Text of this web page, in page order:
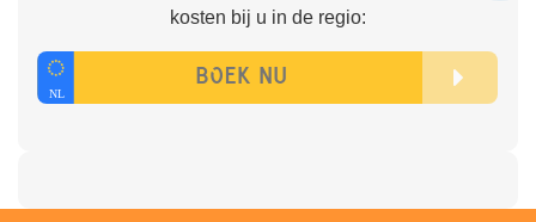
kosten bij u in de regio: